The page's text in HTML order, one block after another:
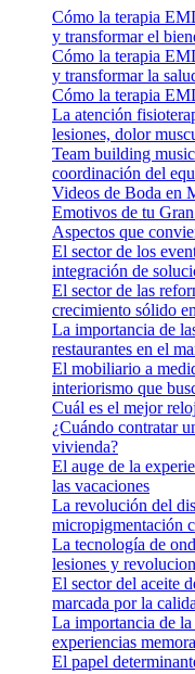
Cómo la terapia
y transformar el
Cómo la terapia
y transformar la
Cómo la terapia
La atención
lesiones, dolor
Team building
coordinación del
Videos de Boda en
Emotivos de tu
Aspectos que
El sector de los
integración de
El sector de las
crecimiento sólido
La importancia de
restaurantes en el
El mobiliario a
interiorismo que
Cuál es el mejor
¿Cuándo contratar
vivienda?
El auge de la
las vacaciones
La revolución del
micropigmentación
La tecnología de
lesiones y
El sector del aceite
marcada por la
La importancia de
experiencias
El papel